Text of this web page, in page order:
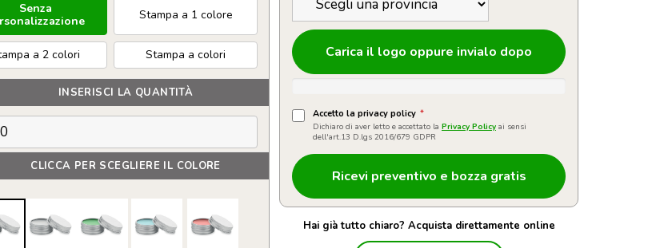
Senza
Stampa a 1 colore
a 2 colori Stampa a colori
INSERISCI LA QUANTITÀ
CLICCA PER SCEGLIERE IL COLORE
Carica il logo oppure invialo dopo
Accetto la privacy policy *
Dichiaro di aver letto e accettato la Privacy Policy ai sensi
dell'art.13 D.lgs 2016/679 GDPR
Hai già tutto chiaro? Acquista direttamente online